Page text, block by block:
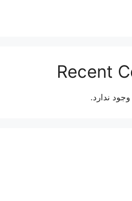
Recent
ندارد.